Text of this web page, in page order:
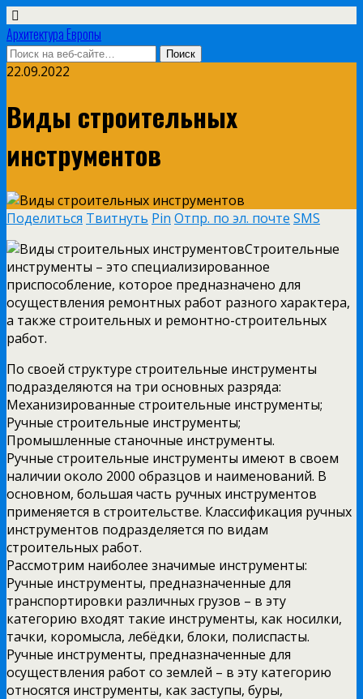
Архитектура Европы
22.09.2022
Виды строительных
инструментов
Поделиться Твитнуть Pin Отпр. по эл. почте SMS
Строительные
инструменты – это специализированное
приспособление, которое предназначено для
осуществления ремонтных работ разного характера,
а также строительных и ремонтно-строительных
работ.
По своей структуре строительные инструменты
подразделяются на три основных разряда:
Механизированные строительные инструменты;
Ручные строительные инструменты;
Промышленные станочные инструменты.
Ручные строительные инструменты имеют в своем
наличии около 2000 образцов и наименований. В
основном, большая часть ручных инструментов
применяется в строительстве. Классификация ручных
инструментов подразделяется по видам
строительных работ.
Рассмотрим наиболее значимые инструменты:
Ручные инструменты, предназначенные для
транспортировки различных грузов – в эту
категорию входят такие инструменты, как носилки,
тачки, коромысла, лебёдки, блоки, полиспасты.
Ручные инструменты, предназначенные для
осуществления работ со землей – в эту категорию
относятся инструменты, как заступы, буры,